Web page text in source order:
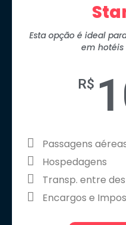
Esta opção é ideal
em hotéis
R$
Passagens
Hospedagens
Transp. entre
Encargos e